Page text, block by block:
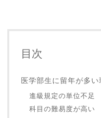
目次
医学部生に留年が多い
進級規定の単位不足
科目の難易度が高い